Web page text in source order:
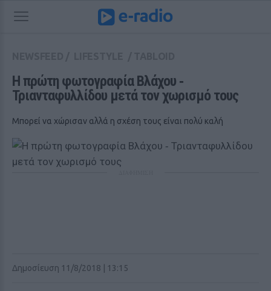
Η πρώτη φωτογραφία Βλάχου ‑
Τριανταφυλλίδου μετά τον χωρισμό τους
Μπορεί να χώρισαν αλλά η σχέση τους είναι πολύ καλή
Δημοσίευση 11/8/2018 | 13:15